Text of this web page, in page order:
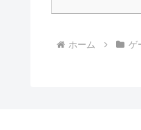
ホーム ゲ